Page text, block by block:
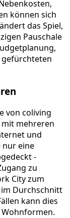
können sich
das Spiel,
Pauschale
von coliving
mit mehreren
und
nur eine
-
zu
City zum
Durchschnitt
kann dies